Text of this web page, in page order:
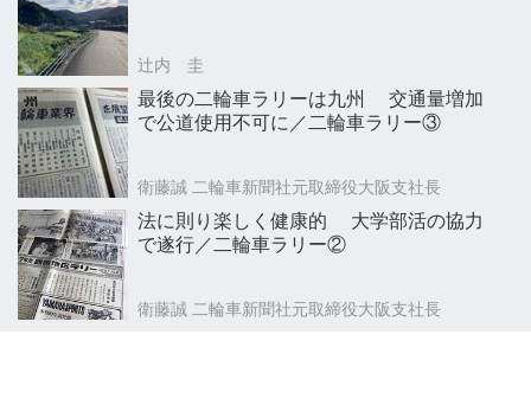
辻内 圭
最後の二輪車ラリーは九州 交通量増加
で公道使用不可に／二輪車ラリー③
衛藤誠 二輪車新聞社元取締役大阪支社長
法に則り楽しく健康的 大学部活の協力
で遂行／二輪車ラリー②
衛藤誠 二輪車新聞社元取締役大阪支社長